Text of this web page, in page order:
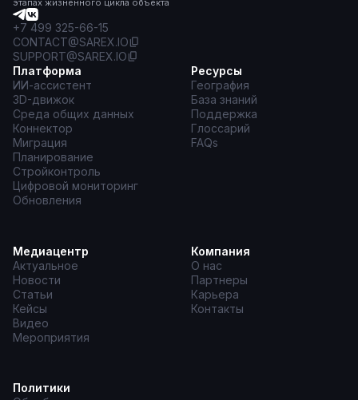
этапах жизненного цикла объекта
+7 499 325-66-15
CONTACT@SAREX.IO
SUPPORT@SAREX.IO
Платформа
ИИ-ассистент
3D-движок
Среда общих данных
Коннектор
Миграция
Планирование
Стройконтроль
Цифровой мониторинг
Обновления
Ресурсы
География
База знаний
Поддержка
Глоссарий
FAQs
Медиацентр
Актуальное
Новости
Статьи
Кейсы
Видео
Мероприятия
Компания
О нас
Партнеры
Карьера
Контакты
Политики